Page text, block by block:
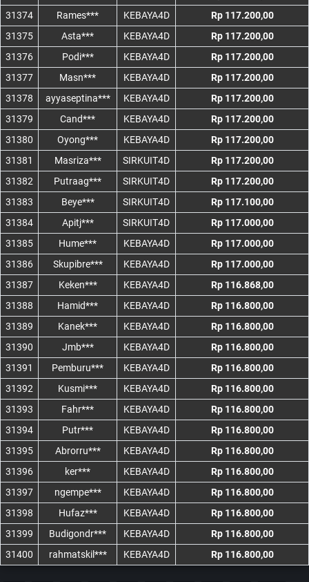
31374
Rames*** KEBAYA4D
Rp 117.200,00
31375
Asta*** KEBAYA4D
Rp 117.200,00
31376
Podi*** KEBAYA4D
Rp 117.200,00
31377
Masn*** KEBAYA4D
Rp 117.200,00
31378
ayyaseptina*** KEBAYA4D
Rp 117.200,00
31379
Cand*** KEBAYA4D
Rp 117.200,00
31380
Oyong*** KEBAYA4D
Rp 117.200,00
31381
Masriza*** SIRKUIT4D
Rp 117.200,00
31382
Putraag*** SIRKUIT4D
Rp 117.200,00
31383
Beye*** SIRKUIT4D
Rp 117.100,00
31384
Apitj*** SIRKUIT4D
Rp 117.000,00
31385
Hume*** KEBAYA4D
Rp 117.000,00
31386
Skupibre*** KEBAYA4D
Rp 117.000,00
31387
Keken*** KEBAYA4D
Rp 116.868,00
31388
Hamid*** KEBAYA4D
Rp 116.800,00
31389
Kanek*** KEBAYA4D
Rp 116.800,00
31390
Jmb*** KEBAYA4D
Rp 116.800,00
31391
Pemburu*** KEBAYA4D
Rp 116.800,00
31392
Kusmi*** KEBAYA4D
Rp 116.800,00
31393
Fahr*** KEBAYA4D
Rp 116.800,00
31394
Putr*** KEBAYA4D
Rp 116.800,00
31395
Abrorru*** KEBAYA4D
Rp 116.800,00
31396
ker*** KEBAYA4D
Rp 116.800,00
31397
ngempe*** KEBAYA4D
Rp 116.800,00
31398
Hufaz*** KEBAYA4D
Rp 116.800,00
31399
Budigondr*** KEBAYA4D
Rp 116.800,00
31400
rahmatskil*** KEBAYA4D Rp 116.800,00